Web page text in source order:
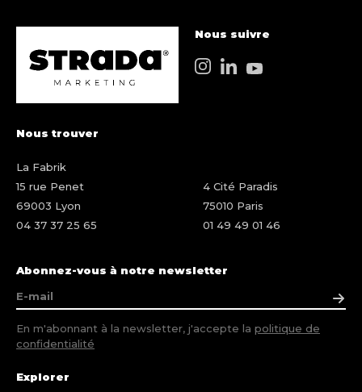
Nous suivre
Nous trouver
La Fabrik
15 rue Penet
69003 Lyon
04 37 37 25 65
4 Cité Paradis
75010 Paris
01 49 49 01 46
Abonnez-vous à notre newsletter
En m'abonnant à la newsletter, j'accepte la politique de
confidentialité
Explorer